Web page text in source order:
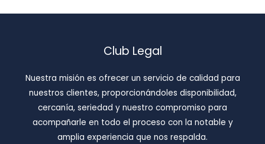
Club Legal
Nuestra misión es ofrecer un servicio de calidad para
nuestros clientes, proporcionándoles disponibilidad,
cercanía, seriedad y nuestro compromiso para
acompañarle en todo el proceso con la notable y
amplia experiencia que nos respalda.